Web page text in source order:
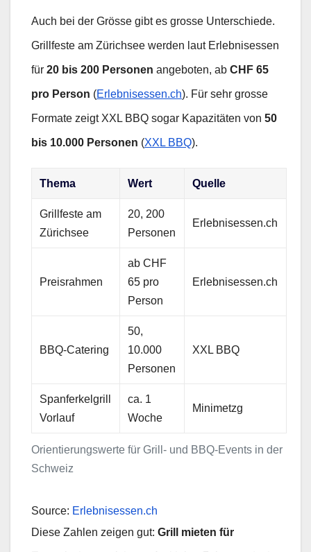
Auch bei der Grösse gibt es grosse Unterschiede.
Grillfeste am Zürichsee werden laut Erlebnisessen
für 20 bis 200 Personen angeboten, ab CHF 65
pro Person (Erlebnisessen.ch). Für sehr grosse
Formate zeigt XXL BBQ sogar Kapazitäten von 50
bis 10.000 Personen (XXL BBQ).
Orientierungswerte für Grill- und BBQ-Events in der
Schweiz
Thema Wert Quelle
Grillfeste am
Zürichsee
20, 200
Personen
Erlebnisessen.ch
Preisrahmen
ab CHF
65 pro
Person
Erlebnisessen.ch
BBQ-Catering
50,
10.000
Personen
XXL BBQ
Spanferkelgrill
Vorlauf
ca. 1
Woche
Minimetzg
Source: Erlebnisessen.ch
Diese Zahlen zeigen gut: Grill mieten für